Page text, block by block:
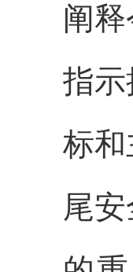
阐
指
标
尾